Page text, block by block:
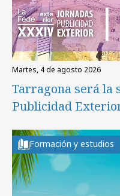
martes, 4 de agosto 2026
Tarragona será la
Publicidad
Formación y estudios